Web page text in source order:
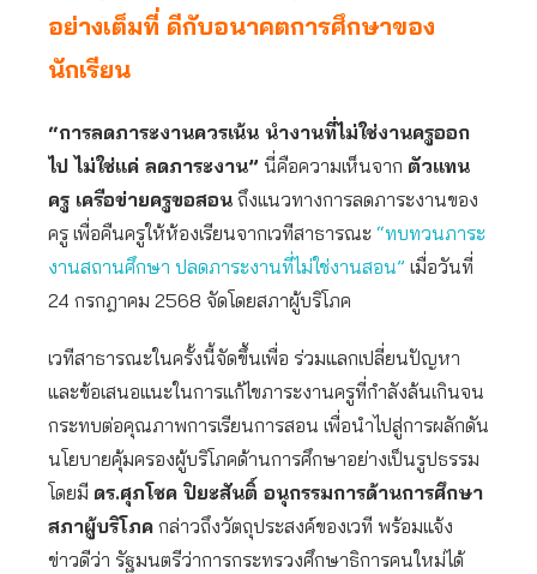
อย่างเต็มที่ ดีกับอนาคตการศึกษาของ
นักเรียน
“การลดภาระงานควรเน้น นำงานที่ไม่ใช่งานครูออก
ไป ไม่ใช่แค่ ลดภาระงาน” นี่คือความเห็นจาก ตัวแทน
ครู เครือข่ายครูขอสอน ถึงแนวทางการลดภาระงานของ
ครู เพื่อคืนครูให้ห้องเรียนจากเวทีสาธารณะ “ทบทวนภาระ
งานสถานศึกษา ปลดภาระงานที่ไม่ใช่งานสอน” เมื่อวันที่
24 กรกฎาคม 2568 จัดโดยสภาผู้บริโภค
เวทีสาธารณะในครั้งนี้จัดขึ้นเพื่อ ร่วมแลกเปลี่ยนปัญหา
และข้อเสนอแนะในการแก้ไขภาระงานครูที่กำลังล้นเกินจน
กระทบต่อคุณภาพการเรียนการสอน เพื่อนำไปสู่การผลักดัน
นโยบายคุ้มครองผู้บริโภคด้านการศึกษาอย่างเป็นรูปธรรม
โดยมี ดร.ศุภโชค ปิยะสันติ์ อนุกรรมการด้านการศึกษา
สภาผู้บริโภค กล่าวถึงวัตถุประสงค์ของเวที พร้อมแจ้ง
ข่าวดีว่า รัฐมนตรีว่าการกระทรวงศึกษาธิการคนใหม่ได้